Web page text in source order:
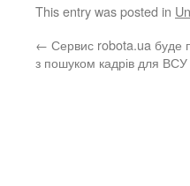
This entry was posted in
← Сервис robota.ua буде
з пошуком кадрів для ВСУ